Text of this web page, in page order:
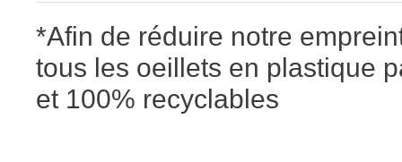
*Afin de réduire notre
tous les oeillets en plastique
et 100% recyclables